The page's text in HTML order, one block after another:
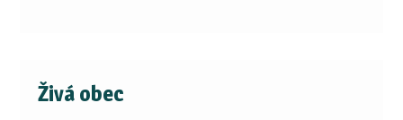
Živá obec